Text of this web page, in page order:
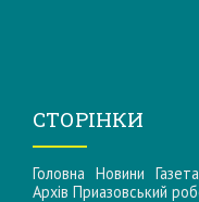
СТОРІНКИ
Головна Новини Газета
Архів Приазовський